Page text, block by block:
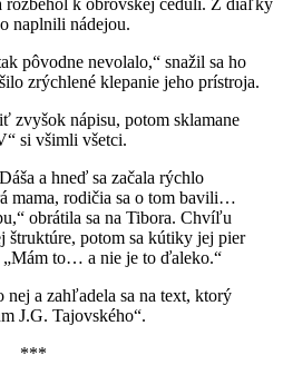
naplnili nádejou.
pôvodne nevolalo,“ snažil sa ho
zrýchlené klepanie jeho prístroja.
zvyšok nápisu, potom sklamane
si všimli všetci.
a hneď sa začala rýchlo
mama, rodičia sa o tom bavili…
obrátila sa na Tibora. Chvíľu
štruktúre, potom sa kútiky jej pier
to… a nie je to ďaleko.“
nej a zahľadela sa na text, ktorý
J.G. Tajovského“.
***